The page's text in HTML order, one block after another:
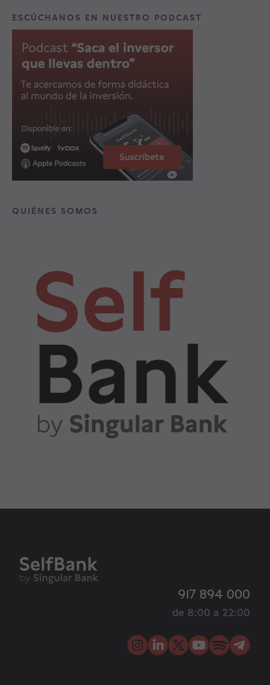
ESCÚCHANOS EN NUESTRO PODCAST
QUIÉNES SOMOS
917 894 000
de 8:00 a 22:00